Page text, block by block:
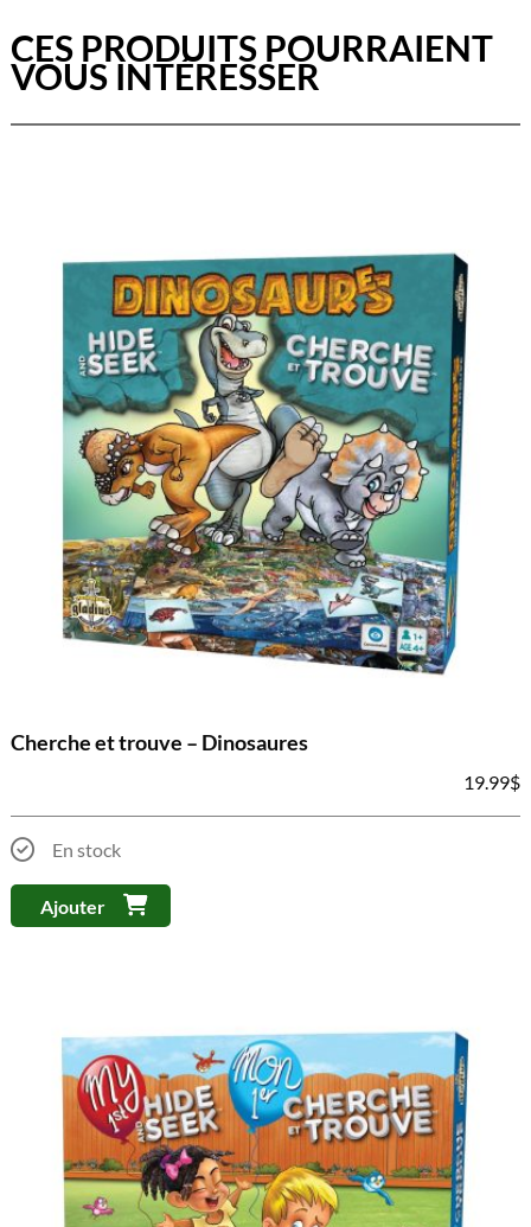
CES PRODUITS POURRAIENT
VOUS INTÉRESSER
Cherche et trouve – Dinosaures
19.99$
En stock
Ajouter